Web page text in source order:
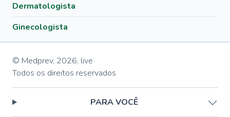
Dermatologista
Ginecologista
© Medprev, 2026, live
Todos os direitos reservados
PARA VOCÊ